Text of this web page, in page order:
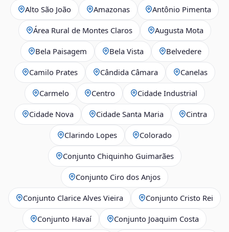
Alto São João Amazonas Antônio Pimenta
Área Rural de Montes Claros Augusta Mota
Bela Paisagem Bela Vista Belvedere
Camilo Prates Cândida Câmara Canelas
Carmelo Centro Cidade Industrial
Cidade Nova Cidade Santa Maria Cintra
Clarindo Lopes Colorado
Conjunto Chiquinho Guimarães
Conjunto Ciro dos Anjos
Conjunto Clarice Alves Vieira Conjunto Cristo Rei
Conjunto Havaí Conjunto Joaquim Costa